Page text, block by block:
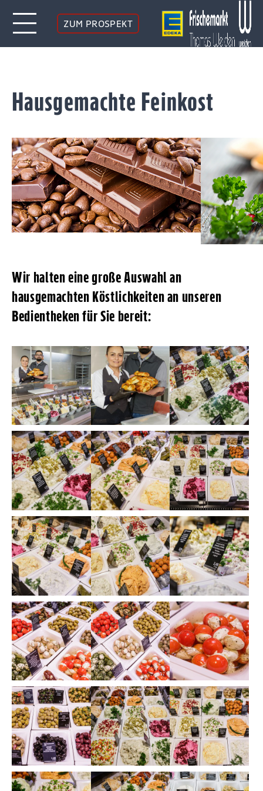
ZUM PROSPEKT
Hausgemachte Feinkost
Wir halten eine große Auswahl an
hausgemachten Köstlichkeiten an unseren
Bedientheken für Sie bereit: